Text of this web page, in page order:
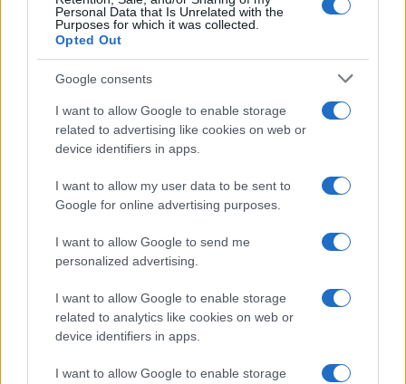
Personal Data that Is Unrelated with the
Purposes for which it was collected.
Opted Out
Google consents
I want to allow Google to enable storage
related to advertising like cookies on web or
device identifiers in apps.
I want to allow my user data to be sent to
Google for online advertising purposes.
I want to allow Google to send me
personalized advertising.
I want to allow Google to enable storage
related to analytics like cookies on web or
device identifiers in apps.
I want to allow Google to enable storage
ZANIMLJIVOSTI
16.02.23. 12:59
NITI IŠLA NA LJUBAVNI SASTANAK: Konačno sam
shvatila zašto je tako!